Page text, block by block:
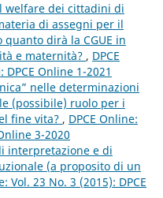
welfare dei cittadini di
di assegni per il
dirà la CGUE in
e maternità? , DPCE
Online 1-2021
nelle determinazioni
(possibile) ruolo per i
fine vita? , DPCE Online:
3-2020
interpretazione e di
(a proposito di un
Vol. 23 No. 3 (2015): DPCE